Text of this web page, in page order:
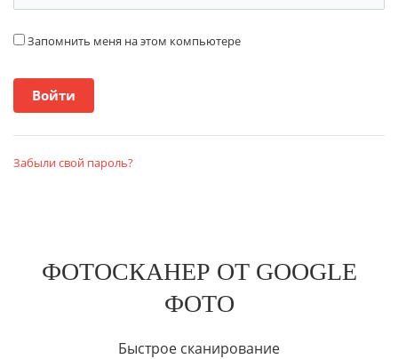
Запомнить меня на этом компьютере
Забыли свой пароль?
ФОТОСКАНЕР ОТ GOOGLE
ФОТО
Быстрое сканирование